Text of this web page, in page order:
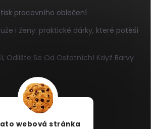
webová stránka
pracovního oblečení
i ženy: praktické dárky, které potěší
Odlište Se Od Ostatních! Když Barvy